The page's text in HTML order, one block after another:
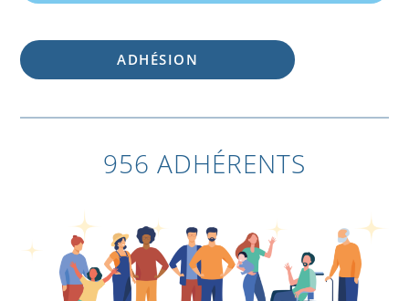
ADHÉSION
956 ADHÉRENTS